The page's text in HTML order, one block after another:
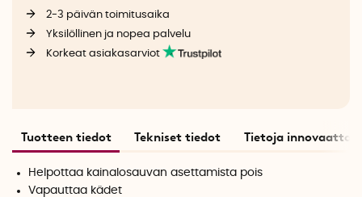
2-3 päivän toimitusaika
Yksilöllinen ja nopea palvelu
Korkeat asiakasarviot
Tuotteen tiedot Tekniset tiedot Tietoja
Helpottaa kainalosauvan asettamista pois
Vapauttaa kädet